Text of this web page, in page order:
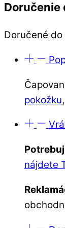
Doručenie
Doručené
pokožku,
nájdete